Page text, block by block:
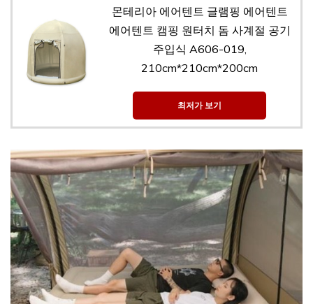
몬테리아 에어텐트 글램핑 에어텐트
에어텐트 캠핑 원터치 돔 사계절 공기
주입식 A606-019,
210cm*210cm*200cm
최저가 보기